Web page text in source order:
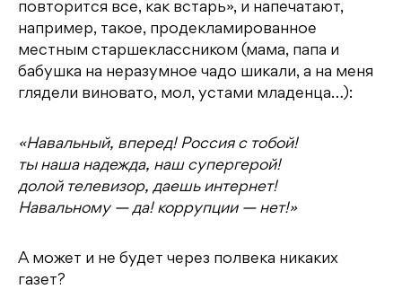
повторится все, как встарь», и напечатают,
например, такое, продекламированное
местным старшеклассником (мама, папа и
бабушка на неразумное чадо шикали, а на меня
глядели виновато, мол, устами младенца…):
«Навальный, вперед! Россия с тобой!
ты наша надежда, наш супергерой!
долой телевизор, даешь интернет!
Навальному — да! коррупции — нет!»
А может и не будет через полвека никаких
газет?